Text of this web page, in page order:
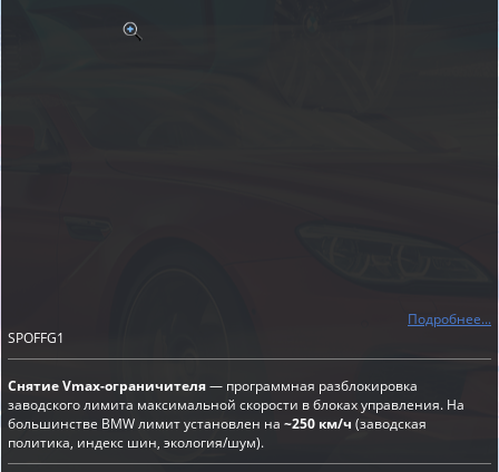
Подробнее...
SPOFFG1
Снятие Vmax-ограничителя— программная разблокировка
заводского лимита максимальной скорости в блоках управления. На
большинстве BMW лимит установлен на ~250 км/ч (заводская
политика, индекс шин, экология/шум).